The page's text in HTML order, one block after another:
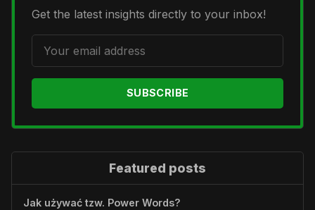
Get the latest insights directly to your inbox!
SUBSCRIBE
Featured posts
Jak używać tzw. Power Words?